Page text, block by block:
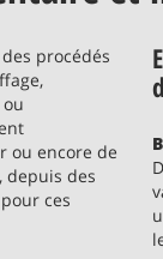
procédés
ou encore de
depuis des
ces